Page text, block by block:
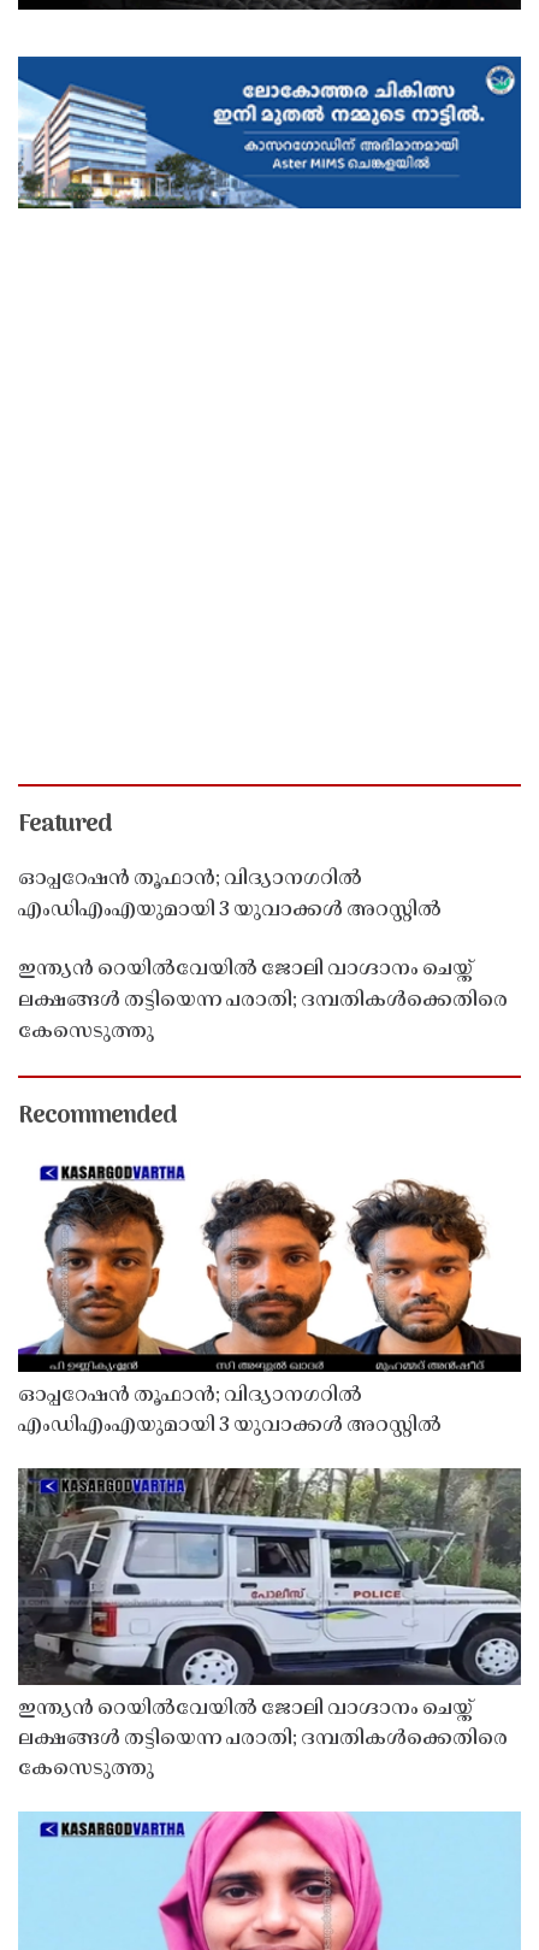
Featured
ഓപ്പറേഷൻ തൂഫാൻ; വിദ്യാനഗറിൽ
എംഡിഎംഎയുമായി 3 യുവാക്കൾ അറസ്റ്റിൽ
ഇന്ത്യൻ റെയിൽവേയിൽ ജോലി വാഗ്ദാനം ചെയ്ത്
ലക്ഷങ്ങൾ തട്ടിയെന്ന പരാതി; ദമ്പതികൾക്കെതിരെ
കേസെടുത്തു
Recommended
ഓപ്പറേഷൻ തൂഫാൻ; വിദ്യാനഗറിൽ
എംഡിഎംഎയുമായി 3 യുവാക്കൾ അറസ്റ്റിൽ
ഇന്ത്യൻ റെയിൽവേയിൽ ജോലി വാഗ്ദാനം ചെയ്ത്
ലക്ഷങ്ങൾ തട്ടിയെന്ന പരാതി; ദമ്പതികൾക്കെതിരെ
കേസെടുത്തു